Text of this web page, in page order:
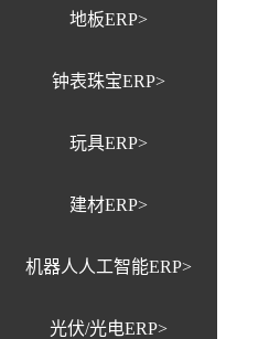
地板ERP>
钟表珠宝ERP>
玩具ERP>
建材ERP>
机器人人工智能ERP>
光伏/光电ERP>